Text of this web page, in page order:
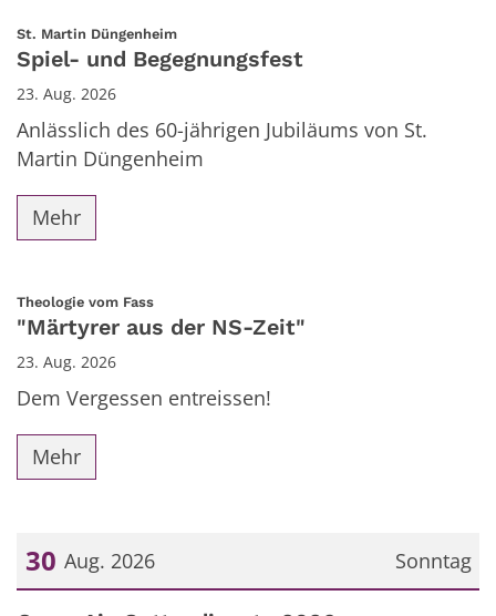
St. Martin Düngenheim:
Spiel- und Begegnungsfest
23. Aug. 2026
Anlässlich des 60-jährigen Jubiläums von St.
Martin Düngenheim
Mehr
Theologie vom Fass:
"Märtyrer aus der NS-Zeit"
23. Aug. 2026
Dem Vergessen entreissen!
Mehr
Sonntag
30 Aug. 2026
Datum: 30. August 2026